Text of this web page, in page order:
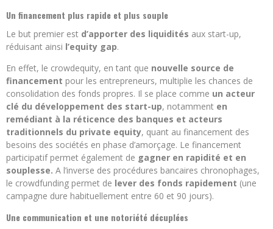
Un financement plus rapide et plus souple
Le but premier est d’apporter des liquidités aux start-up,
réduisant ainsi l’equity gap.
En effet, le crowdequity, en tant que nouvelle source de
financement pour les entrepreneurs, multiplie les chances de
consolidation des fonds propres. Il se place comme un acteur
clé du développement des start-up, notamment en
remédiant à la réticence des banques et acteurs
traditionnels du private equity, quant au financement des
besoins des sociétés en phase d’amorçage. Le financement
participatif permet également de gagner en rapidité et en
souplesse. A l’inverse des procédures bancaires chronophages,
le crowdfunding permet de lever des fonds rapidement (une
campagne dure habituellement entre 60 et 90 jours).
Une communication et une notoriété décuplées